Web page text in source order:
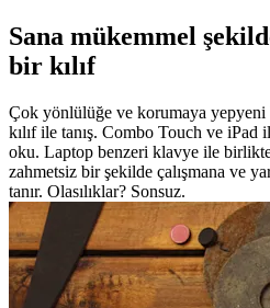
Sana mükemmel
bir kılıf
Çok yönlülüğe ve korumaya
kılıf ile tanış. Combo Touch ve
oku. Laptop benzeri klavye ile
zahmetsiz bir şekilde çalışmana ve
tanır. Olasılıklar? Sonsuz.